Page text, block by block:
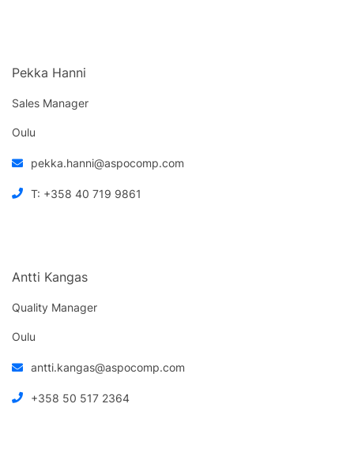
Pekka Hanni
Sales Manager
Oulu
pekka.hanni@aspocomp.com
T: +358 40 719 9861
Antti Kangas
Quality Manager
Oulu
antti.kangas@aspocomp.com
+358 50 517 2364